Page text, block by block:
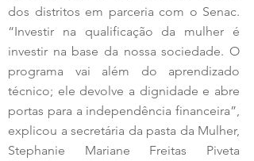
dos distritos em parceria com o Senac.
“Investir na qualificação da mulher é
investir na base da nossa sociedade. O
programa vai além do aprendizado
técnico; ele devolve a dignidade e abre
portas para a independência financeira”,
explicou a secretária da pasta da Mulher,
Stephanie Mariane Freitas Piveta